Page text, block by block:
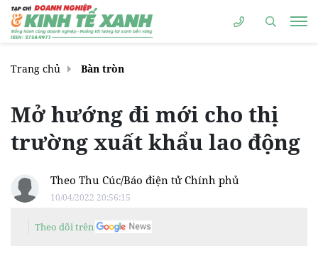
Trang chủ Bàn tròn
Mở hướng đi mới cho thị
trường xuất khẩu lao động
Theo Thu Cúc/Báo điện tử Chính phủ
10/04/2022 20:56:15
Theo dõi trên